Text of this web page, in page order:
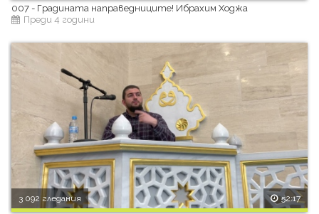
007 - Градината направедниците! Ибрахим Ходжа
Преди 4 години
3 092 гледания 52:17